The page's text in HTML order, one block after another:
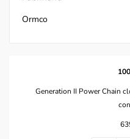
Ormco
Generation II Power Chain